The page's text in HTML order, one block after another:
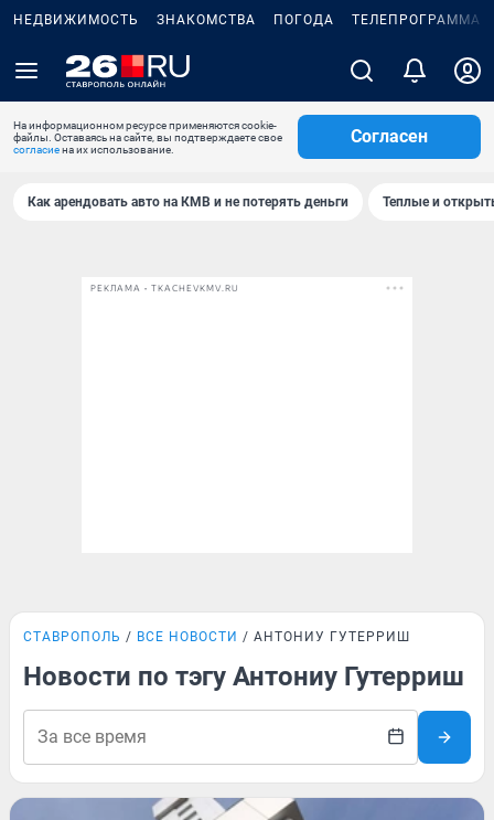
НЕДВИЖИМОСТЬ ЗНАКОМСТВА ПОГОДА ТЕЛЕПРОГРАММА
На информационном ресурсе применяются cookie-
файлы. Оставаясь на сайте, вы подтверждаете свое
согласиена их использование.
Согласен
Как арендовать авто на КМВ и не потерять деньги Теплые и
РЕКЛАМА • TKACHEVKMV.RU
СТАВРОПОЛЬ ВСЕ НОВОСТИ АНТОНИУ ГУТЕРРИШ
Новости по тэгу Антониу Гутерриш